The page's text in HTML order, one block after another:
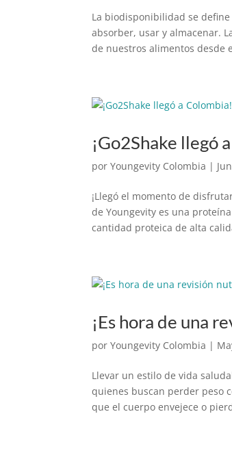
La biodisponibilidad se
absorber, usar y almacenar.
de nuestros alimentos desde
¡Go2Shake llegó
porYoungevity Colombia |
¡Llegó el momento de
de Youngevity es una
cantidad proteica de alta
¡Es hora de una
porYoungevity Colombia |
Llevar un estilo de vida
quienes buscan perder peso
que el cuerpo envejece o